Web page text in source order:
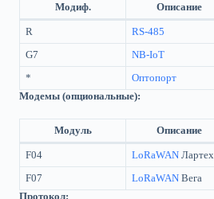
Модиф. Описание
R RS-485
G7
NB-IoT
*
Оптопорт
Модемы (опциональные):
Модуль Описание
F04 LoRaWANЛартех
F07
LoRaWANВега
Протокол: